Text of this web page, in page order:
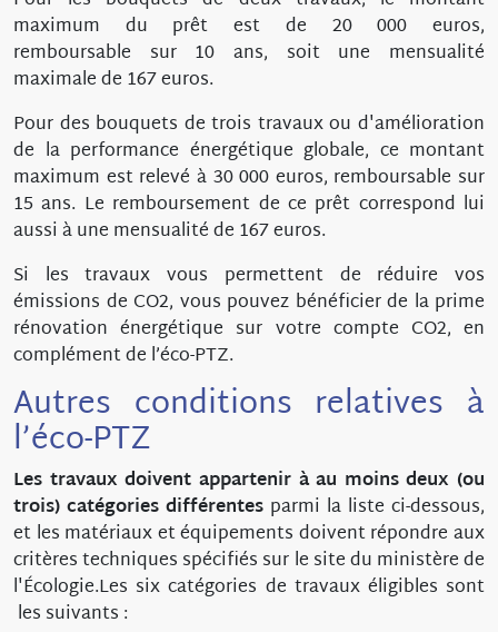
maximum du prêt est de 20 000 euros,
remboursable sur 10 ans, soit une mensualité
maximale de 167 euros.
Pour des bouquets de trois travaux ou d'amélioration
de la performance énergétique globale, ce montant
maximum est relevé à 30 000 euros, remboursable sur
15 ans. Le remboursement de ce prêt correspond lui
aussi à une mensualité de 167 euros.
Si les travaux vous permettent de réduire vos
émissions de CO2, vous pouvez bénéficier de la prime
rénovation énergétique sur votre compte CO2, en
complément de l’éco-PTZ.
Autres conditions relatives à
l’éco-PTZ
Les travaux doivent appartenir à au moins deux (ou
trois) catégories différentes parmi la liste ci-dessous,
et les matériaux et équipements doivent répondre aux
critères techniques spécifiés sur le site du ministère de
l'Écologie.Les six catégories de travaux éligibles sont
les suivants :